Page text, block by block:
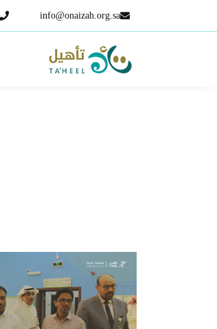
info@onaizah.org.sa